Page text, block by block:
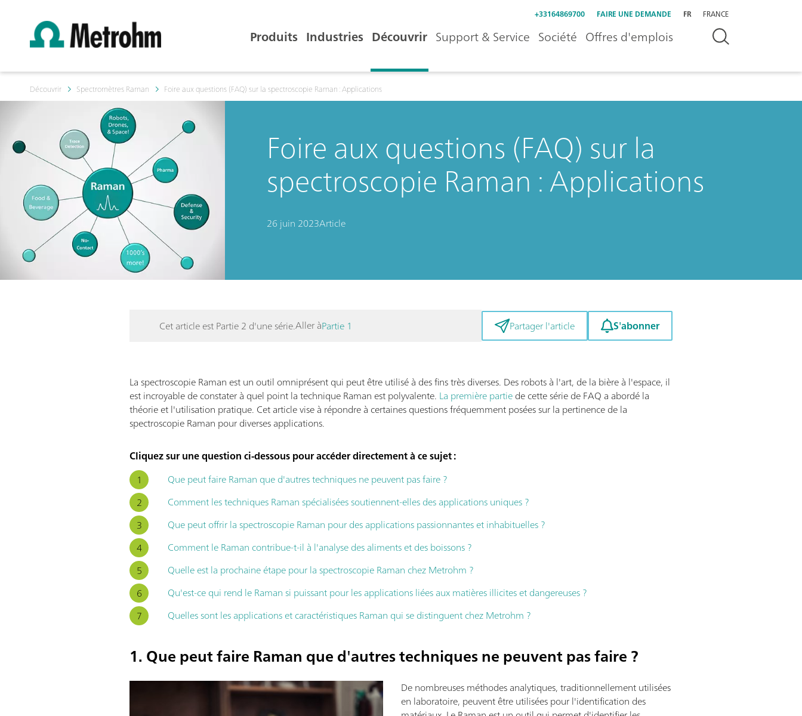
+33164869700 FAIRE UNE DEMANDE FR FRANCE
Produits Industries Découvrir Support & Service Société Offres d'emplois
Découvrir Spectromètres Raman Foire aux questions (FAQ) sur la spectroscopie Raman : Applications
Foire aux questions (FAQ) sur la
spectroscopie Raman : Applications
26 juin 2023Article
Cet article est Partie 2 d'une série.Aller àPartie 1 Partager l'article S'abonner
La spectroscopie Raman est un outil omniprésent qui peut être utilisé à des fins très diverses. Des robots à l'art, de la bière à l'espace, il
est incroyable de constater à quel point la technique Raman est polyvalente. La première partiede cette série de FAQ a abordé la
théorie et l'utilisation pratique. Cet article vise à répondre à certaines questions fréquemment posées sur la pertinence de la
spectroscopie Raman pour diverses applications.
Cliquez sur une question ci-dessous pour accéder directement à ce sujet :
Que peut faire Raman que d'autres techniques ne peuvent pas faire ?
Comment les techniques Raman spécialisées soutiennent-elles des applications uniques ?
Que peut offrir la spectroscopie Raman pour des applications passionnantes et inhabituelles ?
Comment le Raman contribue-t-il à l'analyse des aliments et des boissons ?
Quelle est la prochaine étape pour la spectroscopie Raman chez Metrohm ?
Qu'est-ce qui rend le Raman si puissant pour les applications liées aux matières illicites et dangereuses ?
Quelles sont les applications et caractéristiques Raman qui se distinguent chez Metrohm ?
1. Que peut faire Raman que d'autres techniques ne peuvent pas faire ?
De nombreuses méthodes analytiques, traditionnellement utilisées
en laboratoire, peuvent être utilisées pour l'identification des